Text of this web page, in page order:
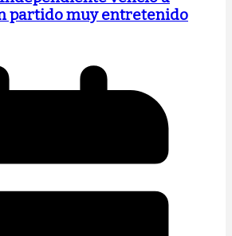
partido muy entretenido